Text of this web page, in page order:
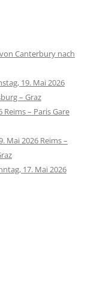
Canterbury nach
19. Mai 2026
– Graz
Reims – Paris Gare
Mai 2026 Reims –
17. Mai 2026